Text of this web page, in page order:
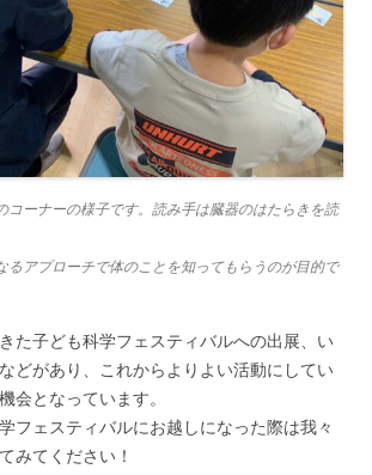
コーナーの様子です。読み手は臓器のはたらきを読
るアプローチで体のことを知ってもらうのが目的で
た子ども科学フェスティバルへの出展、い
どがあり、これからよりよい活動にしてい
会となっています。
フェスティバルにお越しになった際は我々
みてください！